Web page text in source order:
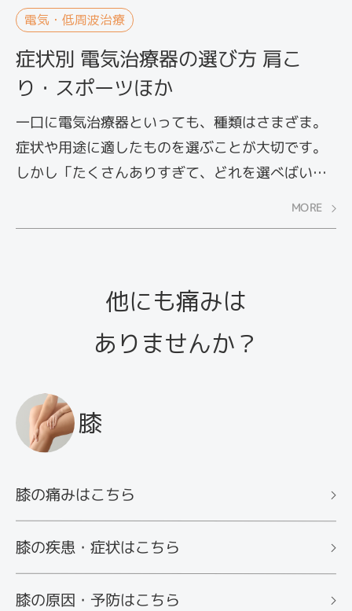
とはどういった治療法で、どのような効果が期待
電気・低周波治療
症状別 電気治療器の選び方 肩こ
り・スポーツほか
一口に電気治療器といっても、種類はさまざま。
症状や用途に適したものを選ぶことが大切です。
しかし「たくさんありすぎて、どれを選べばいい
MORE
他にも痛みは
ありませんか？
膝
膝の痛みはこちら
膝の疾患・症状はこちら
膝の原因・予防はこちら